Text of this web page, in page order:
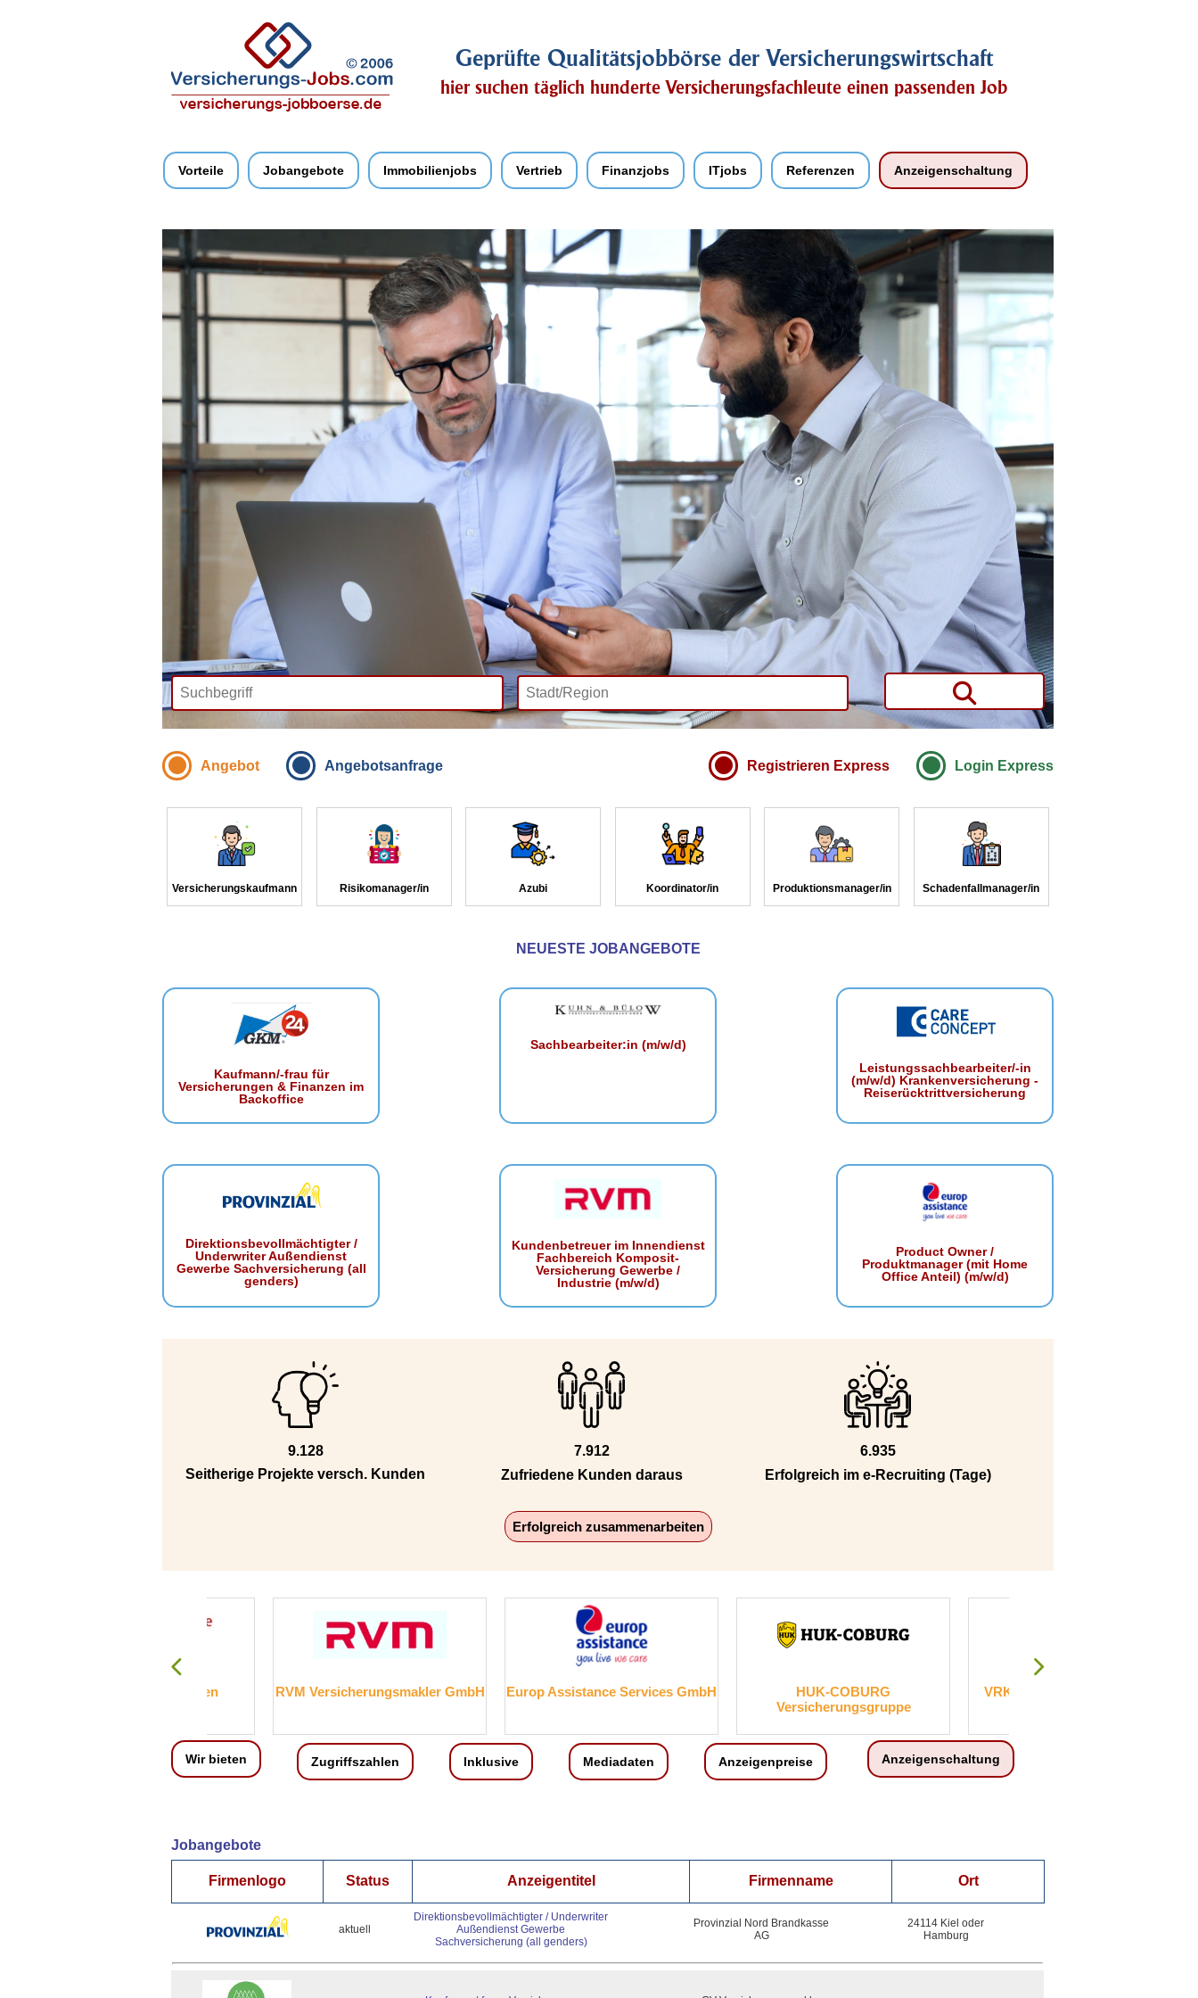
Geprüfte Qualitätsjobbörse der Versicherungswirtschaft
hier suchen täglich hunderte Versicherungsfachleute einen passenden Job
Vorteile Jobangebote Immobilienjobs Vertrieb Finanzjobs ITjobs Referenzen Anzeigenschaltung
Angebot Angebotsanfrage Registrieren Express Login Express
Versicherungskaufmann Risikomanager/in Azubi Koordinator/in Produktionsmanager/in Schadenfallmanager/in
NEUESTE JOBANGEBOTE
Kaufmann/-frau für
Versicherungen & Finanzen im
Backoffice
Sachbearbeiter:in (m/w/d)
Leistungssachbearbeiter/-in
(m/w/d) Krankenversicherung -
Reiserücktrittversicherung
Direktionsbevollmächtigter /
Underwriter Außendienst
Gewerbe Sachversicherung (all
genders)
Kundenbetreuer im Innendienst
Fachbereich Komposit-
Versicherung Gewerbe /
Industrie (m/w/d)
Product Owner /
Produktmanager (mit Home
Office Anteil) (m/w/d)
9.128
Seitherige Projekte versch. Kunden
7.912
Zufriedene Kunden daraus
6.935
Erfolgreich im e-Recruiting (Tage)
Erfolgreich zusammenarbeiten
RVM Versicherungsmakler GmbH Europ Assistance Services GmbH
HUK-COBURG
Versicherungsgruppe
VRK Lebensversicherung AG
Wir bieten Zugriffszahlen Inklusive Mediadaten Anzeigenpreise Anzeigenschaltung
Jobangebote
Firmenlogo Status Anzeigentitel Firmenname Ort
aktuell
Direktionsbevollmächtigter / Underwriter
Außendienst Gewerbe
Sachversicherung (all genders)
Provinzial Nord Brandkasse
AG
24114 Kiel oder
Hamburg